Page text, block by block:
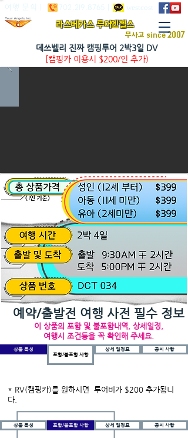
여행 문의 | 702.219.8765 | westcost
​라스베가스 투어엔젤스
무사고 since 2007
데쓰벨리 진짜 캠핑투어 2박3일 DV
[캠핑카 이용시 $200/인 추가)
예약/출발전 여행 사전 필수 정보
이 상품의 포함 및 불포함내역, 상세일정,
여행시 조건등을 꼭 확인해 주세요.
포함/불포함 사항
상세 일정표 공지 사항
상품 특성
* RV(캠핑카)를 원하시면 투어비가 $200 추가됩니
다.
상품 특성 포함/불포함 사항 상세 일정표 공지 사항